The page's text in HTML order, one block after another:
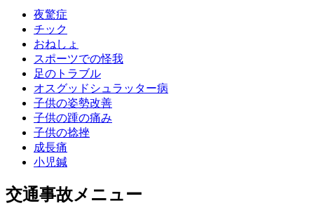
夜驚症
チック
おねしょ
スポーツでの怪我
足のトラブル
オスグッドシュラッター病
子供の姿勢改善
子供の踵の痛み
子供の捻挫
成長痛
小児鍼
交通事故メニュー